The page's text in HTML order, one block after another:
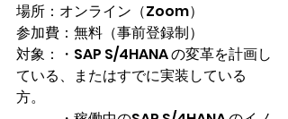
場所：オンライン（Zoom）
参加費： 無料（事前登録制）
対象：
・SAP S/4HANA の変革を計画し
ている、またはすでに実装している
方。